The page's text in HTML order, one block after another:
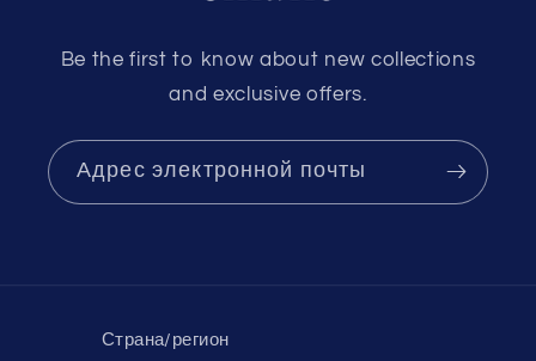
Be the first to know about new collections
and exclusive offers.
Адрес электронной почты
Страна/регион